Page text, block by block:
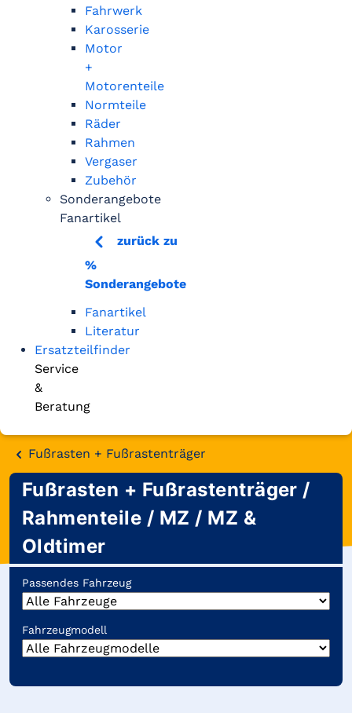
Fahrwerk
Karosserie
Motor
+
Motorenteile
Normteile
Räder
Rahmen
Vergaser
Zubehör
Sonderangebote
Fanartikel
zurück zu
%
Sonderangebote
Fanartikel
Literatur
Ersatzteilfinder
Service
&
Beratung
Fußrasten + Fußrastenträger
Fußrasten + Fußrastenträger /
Rahmenteile / MZ / MZ &
Oldtimer
Passendes Fahrzeug
Fahrzeugmodell